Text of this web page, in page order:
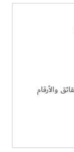
والأرقام